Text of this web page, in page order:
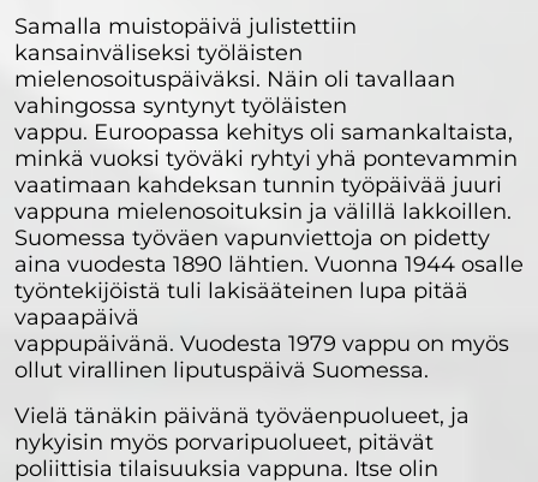
Samalla muistopäivä julistettiin
kansainväliseksi työläisten
mielenosoituspäiväksi. Näin oli tavallaan
vahingossa syntynyt työläisten
vappu. Euroopassa kehitys oli samankaltaista,
minkä vuoksi työväki ryhtyi yhä pontevammin
vaatimaan kahdeksan tunnin työpäivää juuri
vappuna mielenosoituksin ja välillä lakkoillen.
Suomessa työväen vapunviettoja on pidetty
aina vuodesta 1890 lähtien. Vuonna 1944 osalle
työntekijöistä tuli lakisääteinen lupa pitää
vapaapäivä
vappupäivänä. Vuodesta 1979 vappu on myös
ollut virallinen liputuspäivä Suomessa.
Vielä tänäkin päivänä työväenpuolueet, ja
nykyisin myös porvaripuolueet, pitävät
poliittisia tilaisuuksia vappuna. Itse olin